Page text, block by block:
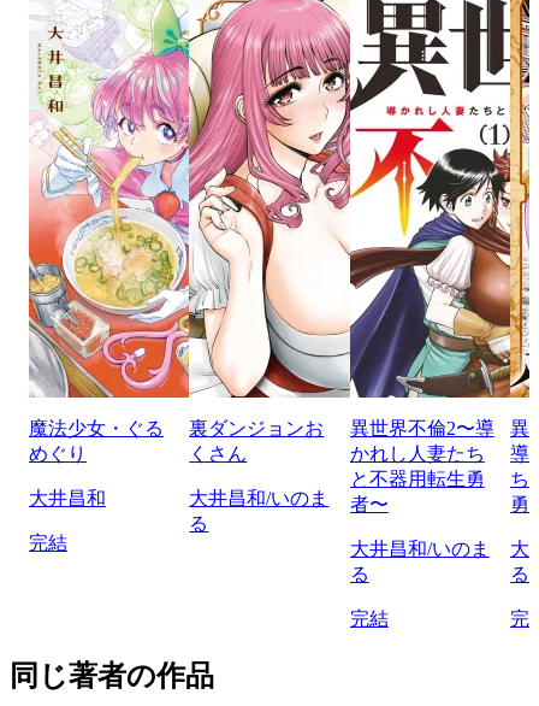
魔法少女・ぐる
めぐり
大井昌和
完結
裏ダンジョンお
くさん
大井昌和/いのま
る
異世界不倫2〜導
かれし人妻たち
と不器用転生勇
者〜
大井昌和/いのま
る
完結
異
導
ち
勇
大
る
完
同じ著者の作品